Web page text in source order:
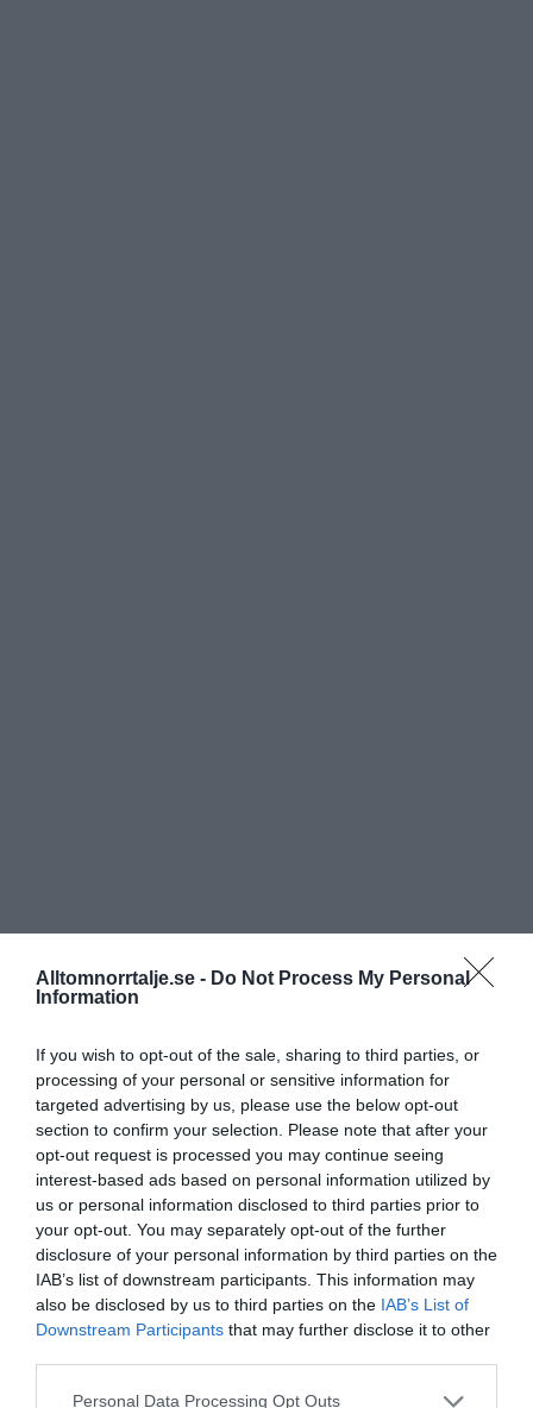
Alltomnorrtalje.se - Do Not Process My Personal
Information
If you wish to opt-out of the sale, sharing to third parties, or
processing of your personal or sensitive information for
targeted advertising by us, please use the below opt-out
section to confirm your selection. Please note that after your
opt-out request is processed you may continue seeing
interest-based ads based on personal information utilized by
us or personal information disclosed to third parties prior to
your opt-out. You may separately opt-out of the further
disclosure of your personal information by third parties on the
IAB’s list of downstream participants. This information may
also be disclosed by us to third parties on the IAB’s List of
Downstream Participants that may further disclose it to other
Personal Data Processing Opt Outs